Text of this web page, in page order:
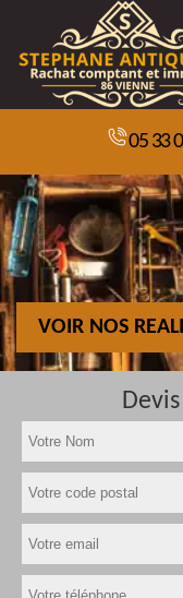
05 33
VOIR NOS